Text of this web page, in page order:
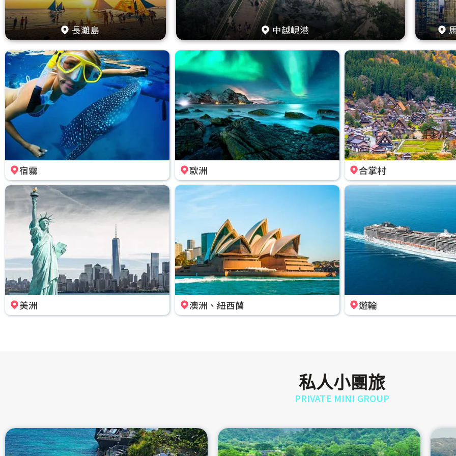
長灘島 中越峴港
宿霧 歐洲 合掌村
美洲 澳洲、紐西蘭 遊輪
私人小團旅
PRIVATE MINI GROUP